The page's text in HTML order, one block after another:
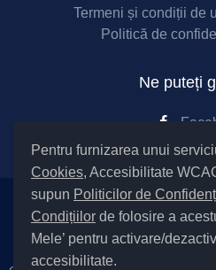
Pentru furnizarea unui
Cookies, Accesibilitate
supun Politicilor de
Condițiilor de folosire a
Mele’ pentru activare/
accesibilitate.
Termeni și condiții de
Politică de
Ne puteți
Setări Cookies și